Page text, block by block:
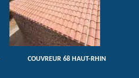
COUVREUR 68 HAUT-RHIN